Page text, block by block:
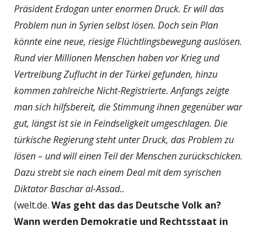
Präsident Erdogan unter enormen Druck. Er will das
Problem nun in Syrien selbst lösen. Doch sein Plan
könnte eine neue, riesige Flüchtlingsbewegung auslösen.
Rund vier Millionen Menschen haben vor Krieg und
Vertreibung Zuflucht in der Türkei gefunden, hinzu
kommen zahlreiche Nicht-Registrierte. Anfangs zeigte
man sich hilfsbereit, die Stimmung ihnen gegenüber war
gut, längst ist sie in Feindseligkeit umgeschlagen. Die
türkische Regierung steht unter Druck, das Problem zu
lösen – und will einen Teil der Menschen zurückschicken.
Dazu strebt sie nach einem Deal mit dem syrischen
Diktator Baschar al-Assad..
(welt.de. Was geht das das Deutsche Volk an?
Wann werden Demokratie und Rechtsstaat in